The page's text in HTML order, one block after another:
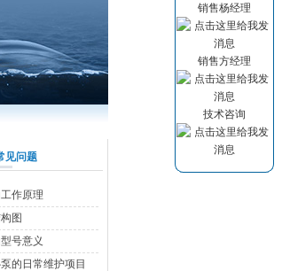
见问题
作原理
图
号意义
的日常维护项目
销售杨经理
销售方经理
技术咨询